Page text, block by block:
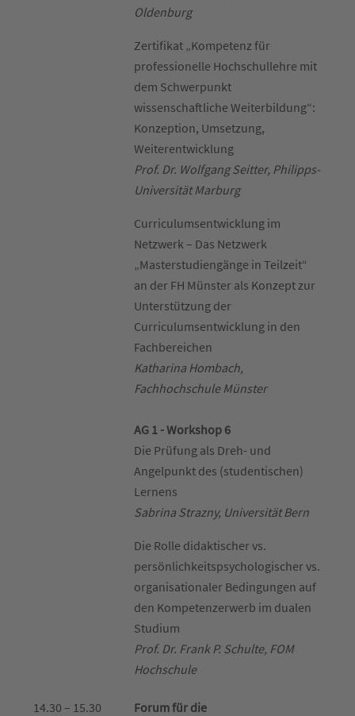
Oldenburg
Zertifikat „Kompetenz für
professionelle Hochschullehre mit
dem Schwerpunkt
wissenschaftliche Weiterbildung“:
Konzeption, Umsetzung,
Weiterentwicklung
Prof. Dr. Wolfgang Seitter, Philipps-
Universität Marburg
Curriculumsentwicklung im
Netzwerk – Das Netzwerk
„Masterstudiengänge in Teilzeit“
an der FH Münster als Konzept zur
Unterstützung der
Curriculumsentwicklung in den
Fachbereichen
Katharina Hombach,
Fachhochschule Münster
AG 1 - Workshop 6
Die Prüfung als Dreh- und
Angelpunkt des (studentischen)
Lernens
Sabrina Strazny, Universität Bern
Die Rolle didaktischer vs.
persönlichkeitspsychologischer vs.
organisationaler Bedingungen auf
den Kompetenzerwerb im dualen
Studium
Prof. Dr. Frank P. Schulte, FOM
Hochschule
14.30 – 15.30
Forum für die